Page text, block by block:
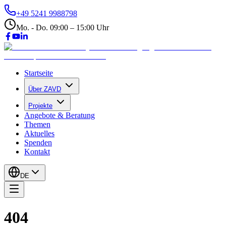
+49 5241 9988798
Mo. - Do. 09:00 – 15:00 Uhr
Startseite
Über ZAVD
Projekte
Angebote & Beratung
Themen
Aktuelles
Spenden
Kontakt
DE
404